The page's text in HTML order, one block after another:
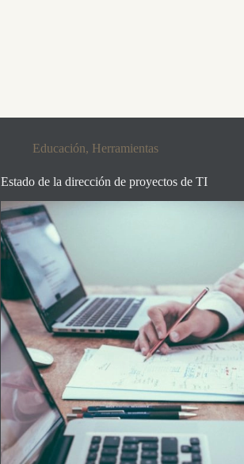
Educación, Herramientas
Estado de la dirección de proyectos de TI